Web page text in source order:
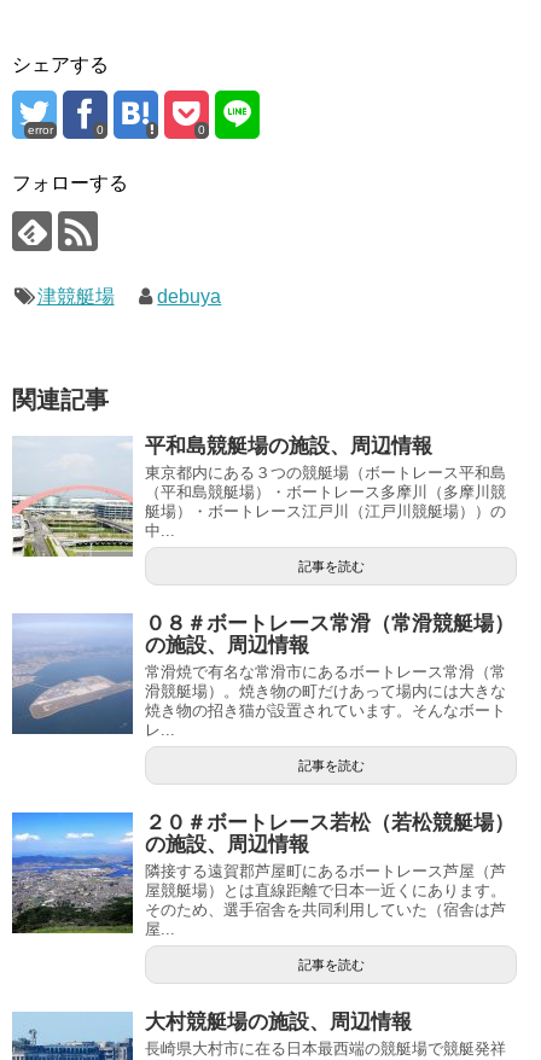
シェアする
error 0 0
フォローする
津競艇場 debuya
関連記事
平和島競艇場の施設、周辺情報
東京都内にある３つの競艇場（ボートレース平和島
（平和島競艇場）・ボートレース多摩川（多摩川競
艇場）・ボートレース江戸川（江戸川競艇場））の
中...
記事を読む
０８＃ボートレース常滑（常滑競艇場）
の施設、周辺情報
常滑焼で有名な常滑市にあるボートレース常滑（常
滑競艇場）。焼き物の町だけあって場内には大きな
焼き物の招き猫が設置されています。そんなボート
レ...
記事を読む
２０＃ボートレース若松（若松競艇場）
の施設、周辺情報
隣接する遠賀郡芦屋町にあるボートレース芦屋（芦
屋競艇場）とは直線距離で日本一近くにあります。
そのため、選手宿舎を共同利用していた（宿舎は芦
屋...
記事を読む
大村競艇場の施設、周辺情報
長崎県大村市に在る日本最西端の競艇場で競艇発祥